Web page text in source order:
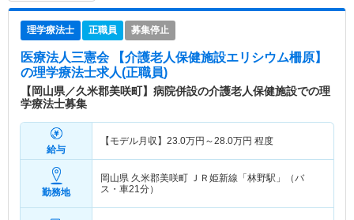
理学療法士 正職員 募集停止
医療法人三憲会 【介護老人保健施設エリシウム柵原】
の理学療法士求人(正職員)
【岡山県／久米郡美咲町】病院併設の介護老人保健施設での理
学療法士募集
給与
【モデル月収】 23.0万円～28.0万円 程度
勤務地
岡山県 久米郡美咲町 ＪＲ姫新線「林野駅」（バ
ス・車21分）